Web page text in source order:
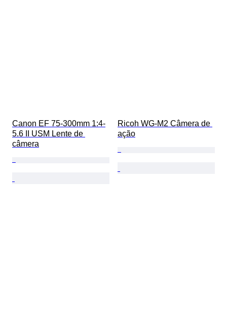
Canon EF 75-300mm 1:4-
5.6 II USM Lente de
câmera
Ricoh WG-M2 Câmera de
ação